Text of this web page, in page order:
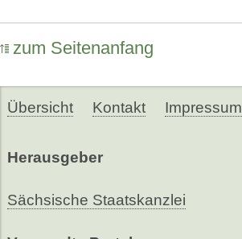
zum Seitenanfang
Übersicht Kontakt Impressum
Herausgeber
Sächsische Staatskanzlei